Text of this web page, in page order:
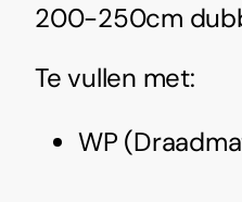
200-250cm
Te vullen met:
WP